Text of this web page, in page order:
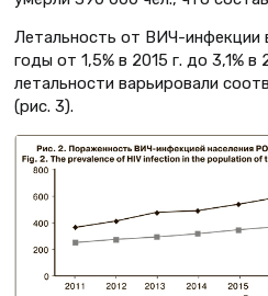
Летальность от ВИЧ-инфекции
годы от 1,5% в 2015 г. до 3,1%
летальности варьировали
(рис. 3).